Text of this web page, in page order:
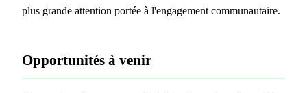
plus grande attention portée à l'engagement communautaire.
Opportunités à venir